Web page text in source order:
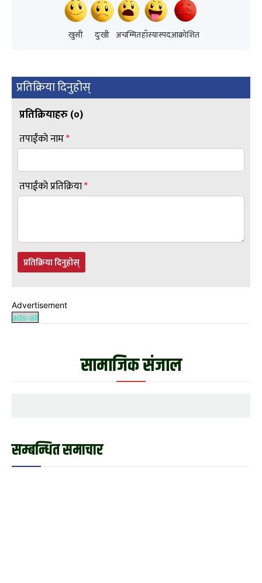
खुसी दुःखी अचम्मितहाँस्यास्पदआक्रोशित
प्रतिक्रिया दिनुहोस्
प्रतिक्रियाहरु (०)
तपाईंको नाम*
तपाईंको प्रतिक्रिया*
प्रतिक्रिया दिनुहोस्
Advertisement
ads-all
सामाजिक संजाल
सम्बन्धित समाचार